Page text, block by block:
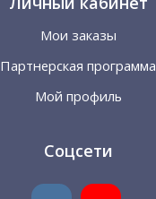
Мои заказы
Партнерская программа
Мой профиль
Соцсети